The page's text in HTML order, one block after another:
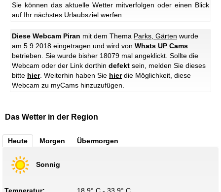
Sie können das aktuelle Wetter mitverfolgen oder einen Blick
auf Ihr nächstes Urlaubsziel werfen.
Diese Webcam Piran mit dem Thema Parks, Gärten wurde
am 5.9.2018 eingetragen und wird von Whats UP Cams
betrieben. Sie wurde bisher 18079 mal angeklickt. Sollte die
Webcam oder der Link dorthin defekt sein, melden Sie dieses
bitte hier. Weiterhin haben Sie hierdie Möglichkeit, diese
Webcam zu myCams hinzuzufügen.
Das Wetter in der Region
Heute Morgen Übermorgen
Sonnig